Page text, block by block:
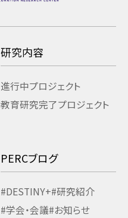
研究内容
進行中プロジェクト
教育研究完了プロジェクト
PERCブログ
#DESTINY+#研究紹介
#学会・会議#お知らせ